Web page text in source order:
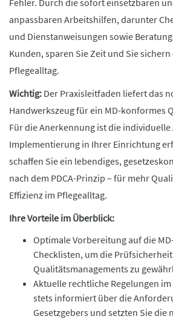
Fehler. Durch die sofort einsetzbaren
anpassbaren Arbeitshilfen, darunter
und Dienstanweisungen sowie
Kunden, sparen Sie Zeit und Sie
Pflegealltag.
Wichtig: Der Praxisleitfaden liefert das
Handwerkszeug für ein MD-konformes
Für die Anerkennung ist die individuelle
Implementierung in Ihrer Einrichtung
schaffen Sie ein lebendiges,
nach dem PDCA-Prinzip – für mehr
Effizienz im Pflegealltag.
Ihre Vorteile im Überblick:
Optimale Vorbereitung auf die
Checklisten, um die
Qualitätsmanagements zu
Aktuelle rechtliche Regelungen
stets informiert über die
Gesetzgebers und setzten Sie die